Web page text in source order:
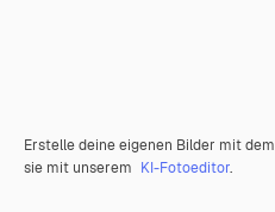
Erstelle deine eigenen Bilder mit dem
sie mit unserem KI-Fotoeditor.